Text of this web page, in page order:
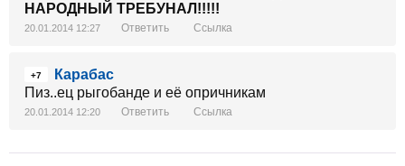
НАРОДНЫЙ ТРЕБУНАЛ!!!!!
20.01.2014 12:27 Ответить Ссылка
+7
Карабас
Пиз..ец рыгобанде и её опричникам
20.01.2014 12:20 Ответить Ссылка